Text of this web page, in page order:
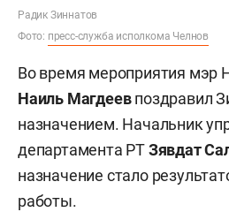
Радик Зиннатов
Фото: пресс-служба исполкома Челнов
Во время мероприятия мэр
Наиль Магдеевпоздравил
назначением. Начальник
департамента РТЗявдат
назначение стало
работы.